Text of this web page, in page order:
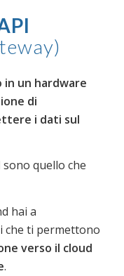
in un hardware
di
i dati sul
sono quello che
hai a
che ti permettono
verso il cloud
.